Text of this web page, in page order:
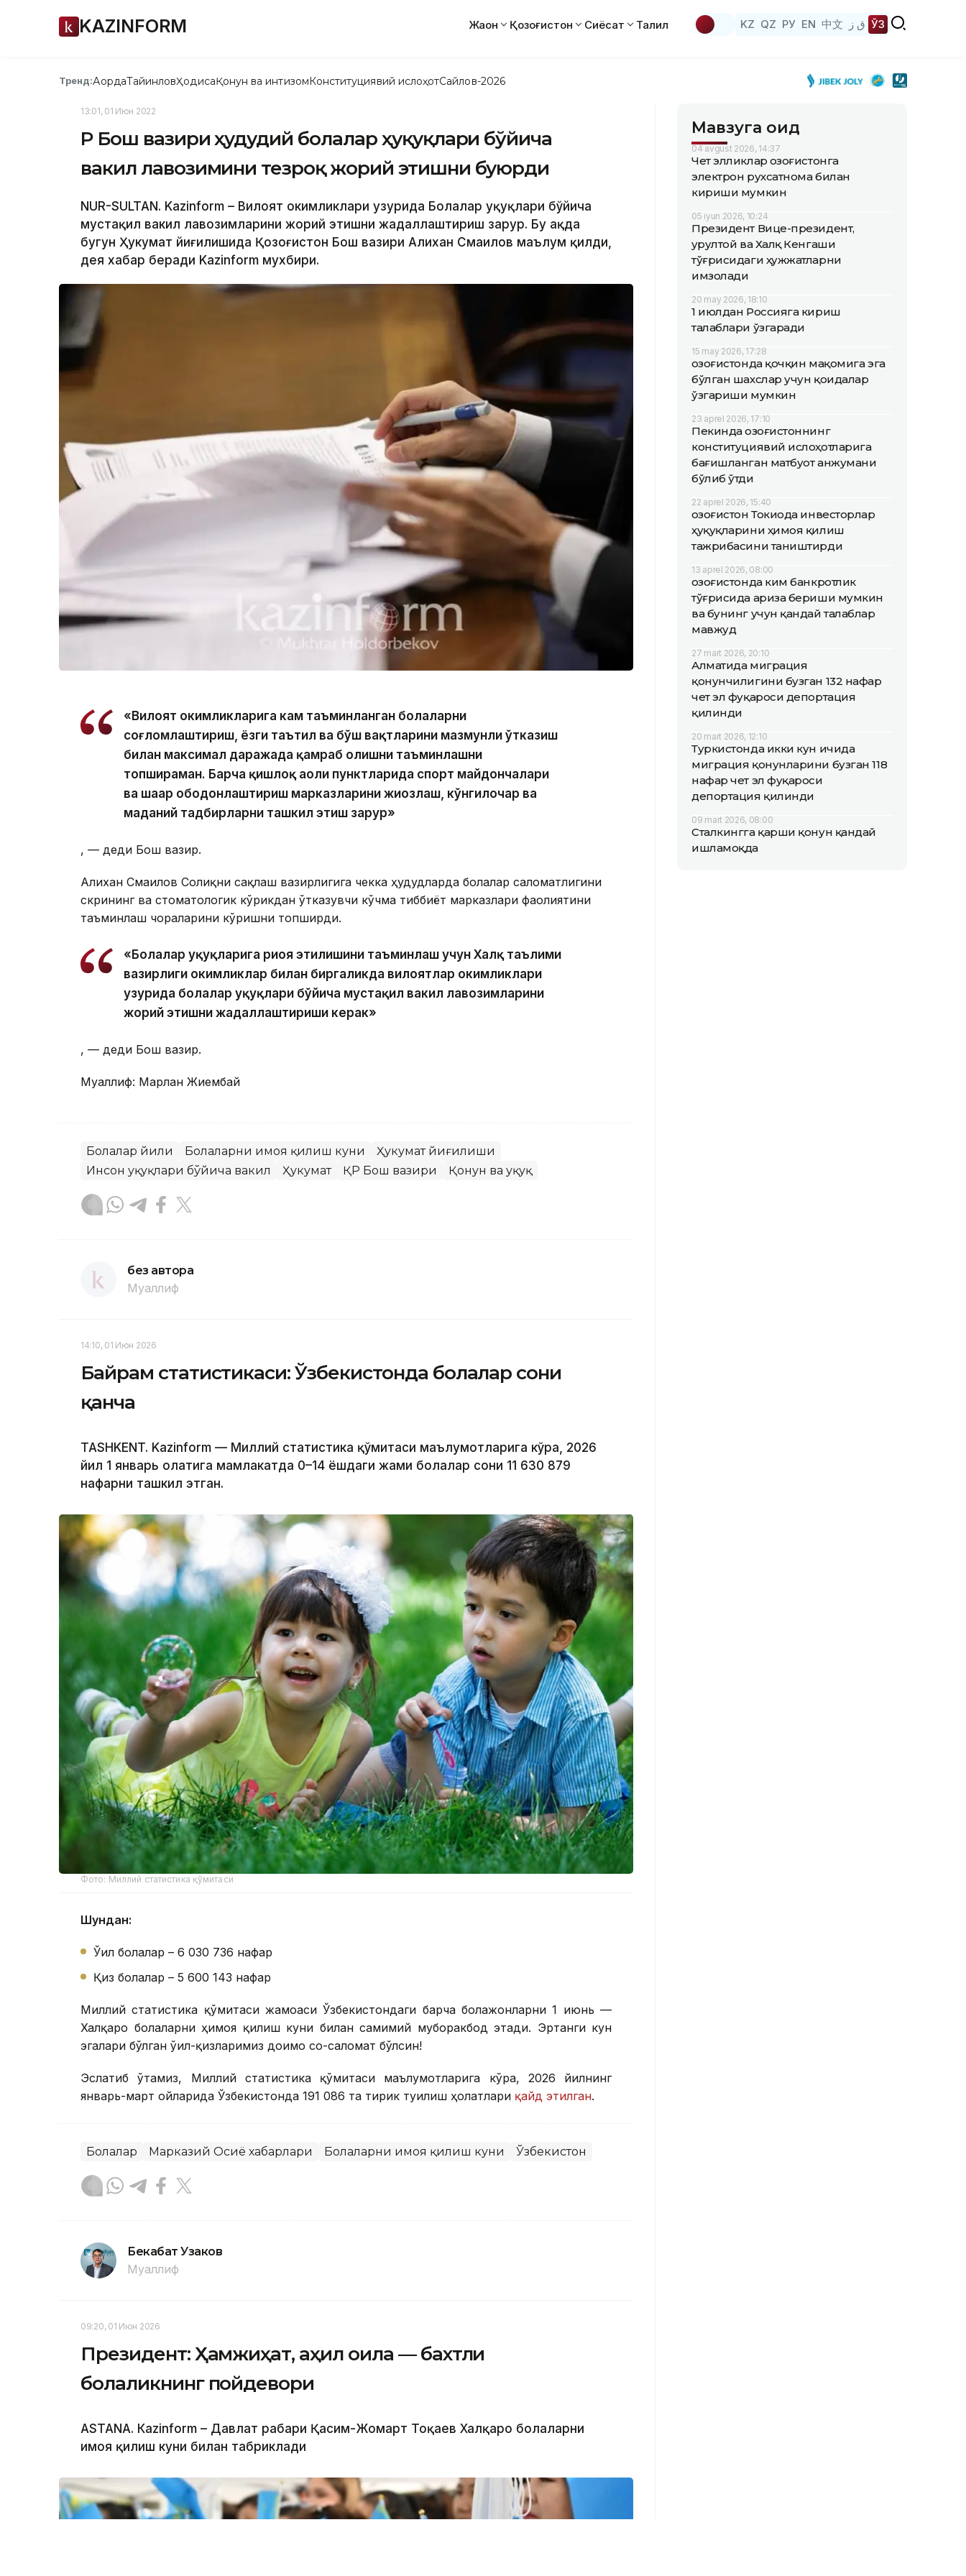
KAZINFORM Жаҳон Қозоғистон Сиёсат Таҳлил KZ QZ РУ EN 中文 ق ز ЎЗ
Тренд:АқордаТайинловҲодисаҚонун ва интизомКонституциявий ислоҳотСайлов-2026
13:01, 01 Июн 2022
ҚР Бош вазири ҳудудий болалар ҳуқуқлари бўйича
вакил лавозимини тезроқ жорий этишни буюрди
NUR-SULTAN. Kazinform – Вилоят ҳокимликлари ҳузурида Болалар ҳуқуқлари бўйича
мустақил вакил лавозимларини жорий этишни жадаллаштириш зарур. Бу ҳақда
бугун Ҳукумат йиғилишида Қозоғистон Бош вазири Алихан Смаилов маълум қилди,
дея хабар беради Kazinform мухбири.
«Вилоят ҳокимликларига кам таъминланган болаларни
соғломлаштириш, ёзги таътил ва бўш вақтларини мазмунли ўтказиш
билан максимал даражада қамраб олишни таъминлашни
топшираман. Барча қишлоқ аҳоли пунктларида спорт майдончалари
ва шаҳар ободонлаштириш марказларини жиҳозлаш, кўнгилочар ва
маданий тадбирларни ташкил этиш зарур»
, — деди Бош вазир.
Алихан Смаилов Соғлиқни сақлаш вазирлигига чекка ҳудудларда болалар саломатлигини
скрининг ва стоматологик кўрикдан ўтказувчи кўчма тиббиёт марказлари фаолиятини
таъминлаш чораларини кўришни топширди.
«Болалар ҳуқуқларига риоя этилишини таъминлаш учун Халқ таълими
вазирлиги ҳокимликлар билан биргаликда вилоятлар ҳокимликлари
ҳузурида болалар ҳуқуқлари бўйича мустақил вакил лавозимларини
жорий этишни жадаллаштириши керак»
, — деди Бош вазир.
Муаллиф: Марлан Жиембай
Болалар йили Болаларни ҳимоя қилиш куни
Ҳукумат йиғилиши
Инсон ҳуқуқлари бўйича вакил
Ҳукумат ҚР Бош вазири Қонун ва ҳуқуқ
без автора
Муаллиф
14:10, 01 Июн 2026
Байрам статистикаси: Ўзбекистонда болалар сони
қанча
TASHKENT. Kazinform — Миллий статистика қўмитаси маълумотларига кўра, 2026
йил 1 январь ҳолатига мамлакатда 0–14 ёшдаги жами болалар сони 11 630 879
нафарни ташкил этган.
Фото: Миллий статистика қўмитаси
Шундан:
Ўғил болалар – 6 030 736 нафар
Қиз болалар – 5 600 143 нафар
Миллий статистика қўмитаси жамоаси Ўзбекистондаги барча болажонларни 1 июнь —
Халқаро болаларни ҳимоя қилиш куни билан самимий муборакбод этади. Эртанги кун
эгалари бўлган ўғил-қизларимиз доимо соғ-саломат бўлсин!
Эслатиб ўтамиз, Миллий статистика қўмитаси маълумотларига кўра, 2026 йилнинг
январь-март ойларида Ўзбекистонда 191 086 та тирик туғилиш ҳолатлари қайд этилган.
Болалар Марказий Осиё хабарлари Болаларни ҳимоя қилиш куни Ўзбекистон
Бекабат Узаков
Муаллиф
09:20, 01 Июн 2026
Президент: Ҳамжиҳат, аҳил оила — бахтли
болаликнинг пойдевори
ASTANА. Кazinform – Давлат раҳбари Қасим-Жомарт Тоқаев Халқаро болаларни
ҳимоя қилиш куни билан табриклади
Мавзуга оид
04 avgust 2026, 14:37
Чет элликлар Қозоғистонга
электрон рухсатнома билан
кириши мумкин
05 iyun 2026, 10:24
Президент Вице-президент,
Қурултой ва Халқ Кенгаши
тўғрисидаги ҳужжатларни
имзолади
20 may 2026, 18:10
1 июлдан Россияга кириш
талаблари ўзгаради
15 may 2026, 17:28
Қозоғистонда қочқин мақомига эга
бўлган шахслар учун қоидалар
ўзгариши мумкин
23 aprel 2026, 17:10
Пекинда Қозоғистоннинг
конституциявий ислоҳотларига
бағишланган матбуот анжумани
бўлиб ўтди
22 aprel 2026, 15:40
Қозоғистон Токиода инвесторлар
ҳуқуқларини ҳимоя қилиш
тажрибасини таништирди
13 aprel 2026, 08:00
Қозоғистонда ким банкротлик
тўғрисида ариза бериши мумкин
ва бунинг учун қандай талаблар
мавжуд
27 mart 2026, 20:10
Алматида миграция
қонунчилигини бузган 132 нафар
чет эл фуқароси депортация
қилинди
20 mart 2026, 12:10
Туркистонда икки кун ичида
миграция қонунларини бузган 118
нафар чет эл фуқароси
депортация қилинди
09 mart 2026, 08:00
Сталкингга қарши қонун қандай
ишламоқда